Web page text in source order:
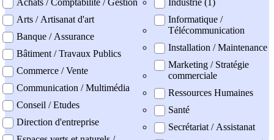
Arts / Artisanat d'art
Banque / Assurance
Bâtiment / Travaux Publics
Commerce / Vente
Communication / Multimédia
Conseil / Etudes
Direction d'entreprise
Informatique /
Télécommunication
Installation / Maintenance
Marketing / Stratégie
commerciale
Ressources Humaines
Santé
Secrétariat / Assistanat